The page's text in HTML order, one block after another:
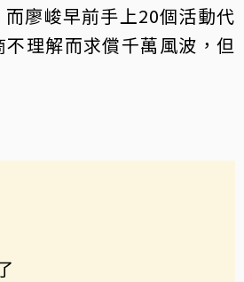
廖峻早前手上20個活動代
理解而求償千萬風波，但